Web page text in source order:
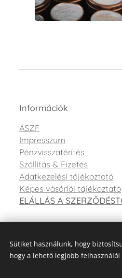
Információk
ÁSZF
Impresszum
Pénzvisszatérítés
Szállítás & Fizetés
Adatkezelési tájékoztató
Képes vásárlói tájékoztató
ELÁLLÁS A
Sütiket használunk, hogy
hogy a lehető legjobb